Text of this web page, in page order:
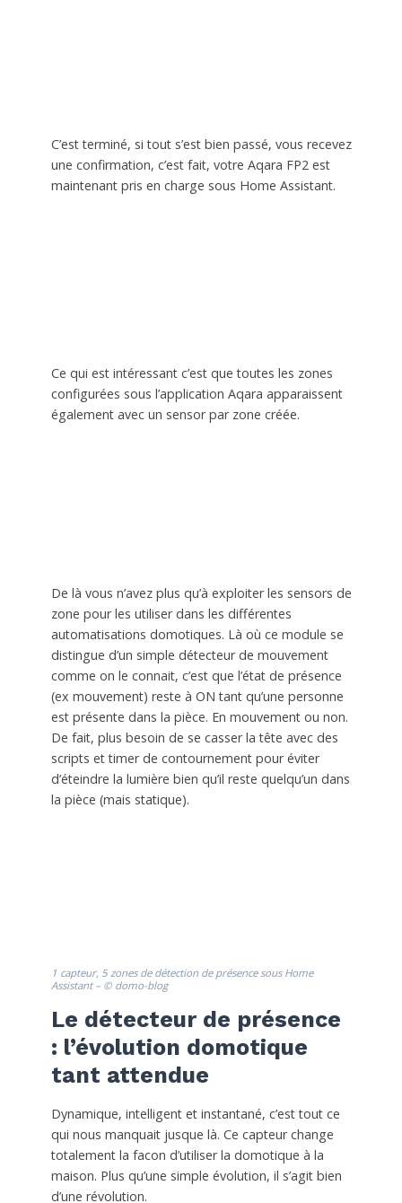
C’est terminé, si tout s’est bien passé, vous recevez
une confirmation, c’est fait, votre Aqara FP2 est
maintenant pris en charge sous Home Assistant.
Ce qui est intéressant c’est que toutes les zones
configurées sous l’application Aqara apparaissent
également avec un sensor par zone créée.
De là vous n’avez plus qu’à exploiter les sensors de
zone pour les utiliser dans les différentes
automatisations domotiques. Là où ce module se
distingue d’un simple détecteur de mouvement
comme on le connait, c’est que l’état de présence
(ex mouvement) reste à ON tant qu’une personne
est présente dans la pièce. En mouvement ou non.
De fait, plus besoin de se casser la tête avec des
scripts et timer de contournement pour éviter
d’éteindre la lumière bien qu’il reste quelqu’un dans
la pièce (mais statique).
1 capteur, 5 zones de détection de présence sous Home
Assistant – © domo-blog
Le détecteur de présence
: l’évolution domotique
tant attendue
Dynamique, intelligent et instantané, c’est tout ce
qui nous manquait jusque là. Ce capteur change
totalement la facon d’utiliser la domotique à la
maison. Plus qu’une simple évolution, il s’agit bien
d’une révolution.